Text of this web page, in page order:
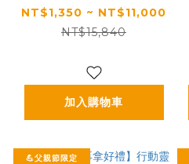
保證｜【太陽星】全效
克菲爾益生菌(3g*30
NT$1,350 ~ NT$11,000
NT$15,840
加入購物車
💪父親節限定